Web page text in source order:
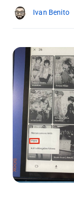
Ivan Benito